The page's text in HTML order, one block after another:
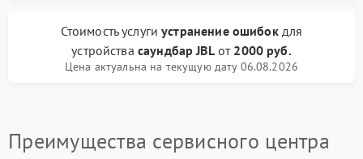
Стоимость услугиустранение ошибокдля
устройства саундбар JBLот 2000 руб.
Цена актуальна на текущую дату 06.08.2026
Преимущества сервисного центра